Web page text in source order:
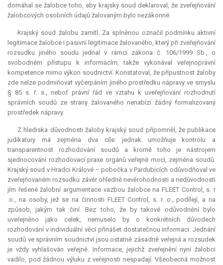
domáhal se žalobce toho, aby krajský soud deklaroval, že zveřejňování
žalobcových osobních údajů žalovaným bylo nezákonné.
Krajský soud žalobu zamítl. Za splněnou označil podmínku aktivní
legitimace žalobce i pasivní legitimace žalovaného, který při zveřejňování
rozsudku jiného soudu jednal v rámci zákona č. 106/1999 Sb., o
svobodném přístupu k informacím, takže vykonával veřejnoprávní
kompetence mimo výkon soudnictví. Konstatoval, že přípustnost žaloby
zde nelze podmiňovat vyčerpáním jiného prostředku nápravy ve smyslu
§ 85 s. ř. s., neboť právní řád ve vztahu k uveřejňování rozhodnutí
správních soudů ze strany žalovaného nenabízí žádný formalizovaný
prostředek nápravy.
Z hlediska důvodnosti žaloby krajský soud připomněl, že publikace
judikatury má zejména dva cíle: jednak umožňuje kontrolu a
transparentnost rozhodování soudů a kromě toho je nástrojem
sjednocování rozhodovací praxe orgánů veřejné moci, zejména soudů.
Krajský soud v Hradci Králové – pobočka v Pardubicích odůvodňoval ve
zveřejňovaném rozsudku závěr ohledně nevěrohodnosti a nedůvodnosti
jím řešené žalobní argumentace vazbou žalobce na FLEET Control, s. r
.o., na osoby, jež se na činnosti FLEET Control, s. r. o., podílejí, a na
způsob, jakým tak činí. Bez toho, že by takové odůvodnění bylo
uveřejněno jako celek, nemuselo by o konkrétních důvodech
rozhodování v individuální věci přinášet dostatečnou informaci. Jednání
soudů ve správním soudnictví jsou ostatně zásadně veřejná a rozsudek
je vždy vyhlašován veřejně. Informace, jejichž zveřejnění nyní žalobci
vadilo, pod žádnou výluku z veřejnosti nespadají. Všeobecná možnost